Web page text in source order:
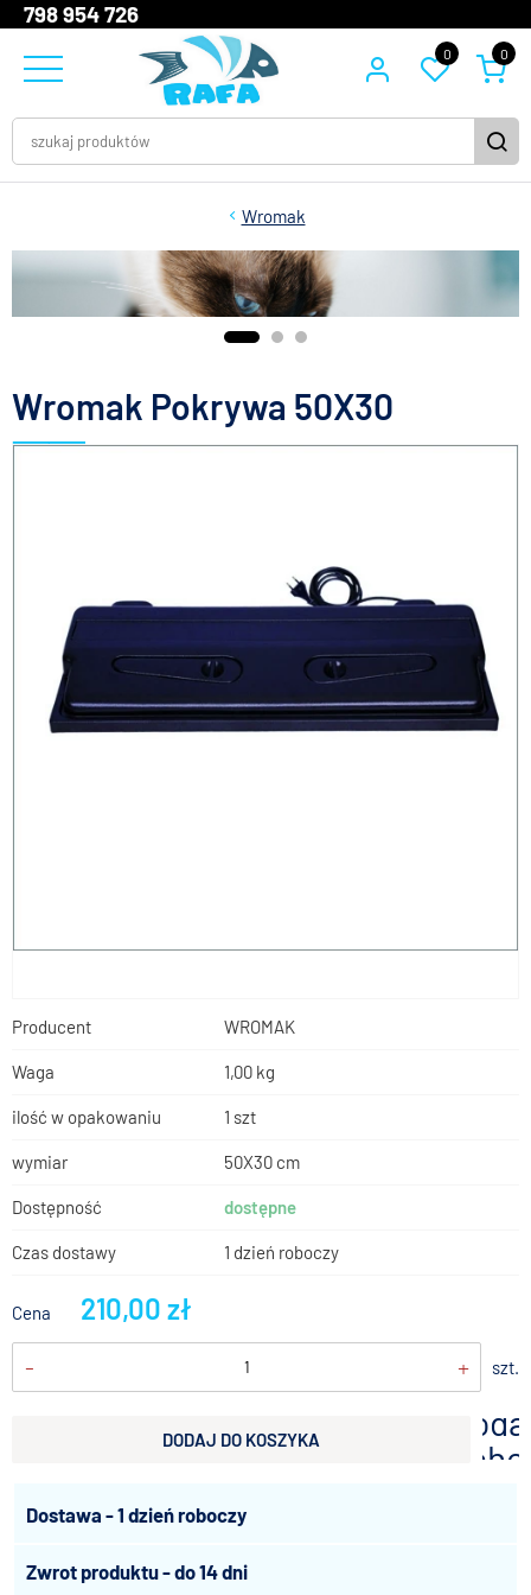
798 954 726
0 0
Wromak
Wromak Pokrywa 50X30
Producent WROMAK
Waga 1,00 kg
ilość w opakowaniu 1 szt
wymiar 50X30 cm
Dostępność dostępne
Czas dostawy 1 dzień roboczy
Cena 210,00 zł
- + szt.
DODAJ DO KOSZYKA
Dostawa - 1 dzień roboczy
Zwrot produktu - do 14 dni